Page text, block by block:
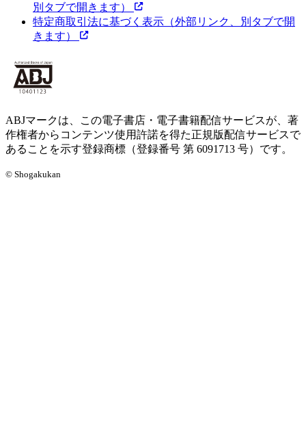
別タブで開きます）
特定商取引法に基づく表示 （外部リンク、別タブで開
きます）
ABJマークは、この電子書店・電子書籍配信サービスが、著
作権者からコンテンツ使用許諾を得た正規版配信サービスで
あることを示す登録商標（登録番号 第 6091713 号）です。
© Shogakukan